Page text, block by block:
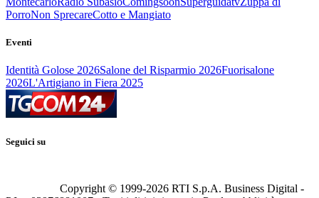
PorroNon SprecareCotto e Mangiato
Eventi
Identità Golose 2026Salone del Risparmio 2026Fuorisalone
2026L'Artigiano in Fiera 2025
Seguici su
Copyright © 1999-2026 RTI S.p.A. Business Digital -